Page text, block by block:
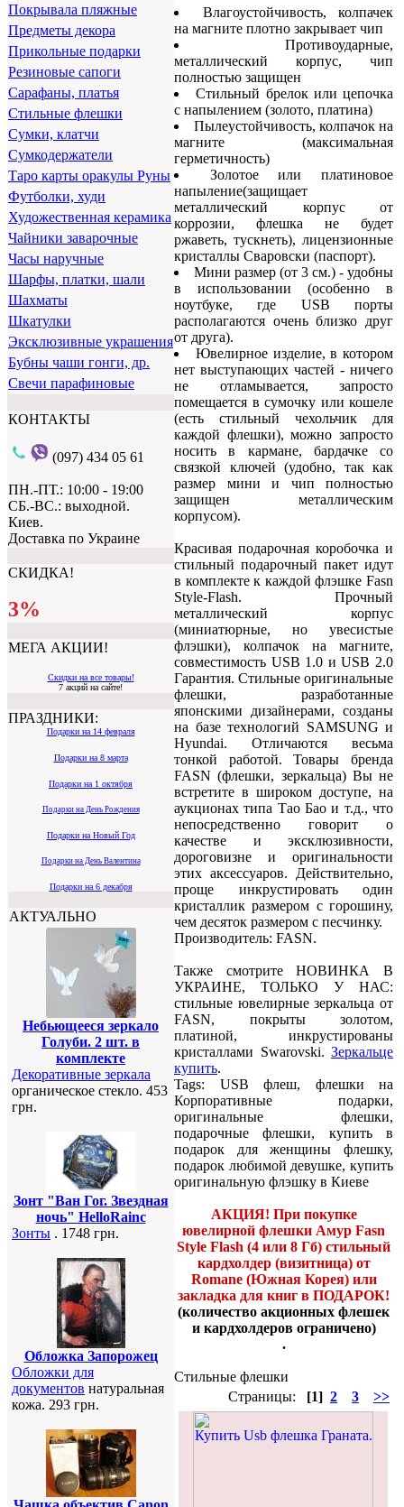
Покрывала пляжные
Предметы декора
Прикольные подарки
Резиновые сапоги
Сарафаны, платья
Стильные флешки
Сумки, клатчи
Сумкодержатели
Таро карты оракулы Руны
Футболки, худи
Художественная керамика
Чайники заварочные
Часы наручные
Шарфы, платки, шали
Шахматы
Шкатулки
Эксклюзивные украшения
Бубны чаши гонги, др.
Свечи парафиновые
КОНТАКТЫ
(097) 434 05 61
ПН.-ПТ.: 10:00 - 19:00
СБ.-ВС.: выходной.
Киев.
Доставка по Украине
СКИДКА!
3%
МЕГА АКЦИИ!
Скидки на все товары!
7 акций на сайте!
ПРАЗДНИКИ:
Подарки на 14 февраля
Подарки на 8 марта
Подарки на 1 октября
Подарки на День Рождения
Подарки на Новый Год
Подарки на День Валентина
Подарки на 6 декабря
АКТУАЛЬНО
Небьющееся зеркало
Голуби. 2 шт. в
комплекте
Декоративные зеркала
органическое стекло. 453
грн.
Зонт "Ван Гог. Звездная
ночь" HelloRainc
Зонты . 1748 грн.
Обложка Запорожец
Обложки для
документов натуральная
кожа. 293 грн.
Влагоустойчивость, колпачек
на магните плотно закрывает чип
Противоударные,
металлический корпус, чип
полностью защищен
Стильный брелок или цепочка
с напылением (золото, платина)
Пылеустойчивость, колпачок на
магните (максимальная
герметичность)
Золотое или платиновое
напыление(защищает
металлический корпус от
коррозии, флешка не будет
ржаветь, тускнеть), лицензионные
кристаллы Сваровски (паспорт).
Мини размер (от 3 см.) - удобны
в использовании (особенно в
ноутбуке, где USB порты
располагаются очень близко друг
от друга).
Ювелирное изделие, в котором
нет выступающих частей - ничего
не отламывается, запросто
помещается в сумочку или кошеле
(есть стильный чехольчик для
каждой флешки), можно запросто
носить в кармане, бардачке со
связкой ключей (удобно, так как
размер мини и чип полностью
защищен металлическим
корпусом).
Красивая подарочная коробочка и
стильный подарочный пакет идут
в комплекте к каждой флэшке Fasn
Style-Flash. Прочный
металлический корпус
(миниатюрные, но увесистые
флэшки), колпачок на магните,
совместимость USB 1.0 и USB 2.0
Гарантия. Стильные оригинальные
флешки, разработанные
японскими дизайнерами, созданы
на базе технологий SAMSUNG и
Hyundai. Отличаются весьма
тонкой работой. Товары бренда
FASN (флешки, зеркальца) Вы не
встретите в широком доступе, на
аукционах типа Тао Бао и т.д., что
непосредственно говорит о
качестве и эксклюзивности,
дороговизне и оригинальности
этих аксессуаров. Действительно,
проще инкрустировать один
кристаллик размером с горошину,
чем десяток размером с песчинку.
Производитель: FASN.
Также смотрите НОВИНКА В
УКРАИНЕ, ТОЛЬКО У НАС:
стильные ювелирные зеркальца от
FASN, покрыты золотом,
платиной, инкрустированы
кристаллами Swarovski. Зеркальце
купить.
Tags: USB флеш, флешки на
Корпоративные подарки,
оригинальные флешки,
подарочные флешки, купить в
подарок для женщины флешку,
подарок любимой девушке, купить
оригинальную флэшку в Киеве
АКЦИЯ! При покупке
ювелирной флешки Амур Fasn
Style Flash (4 или 8 Гб) стильный
кардхолдер (визитница) от
Romane (Южная Корея) или
закладка для книг в ПОДАРОК!
(количество акционных флешек
и кардхолдеров ограничено)
.
Стильные флешки
Страницы:
[1] 2 3 >>